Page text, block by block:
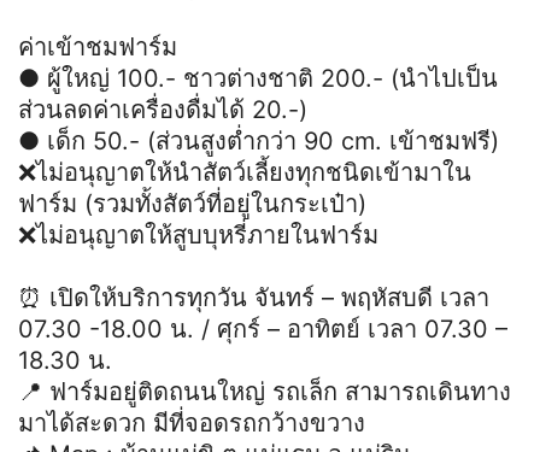
ค่าเข้าชมฟาร์ม
● ผู้ใหญ่ 100.- ชาวต่างชาติ 200.- (นำไปเป็น
ส่วนลดค่าเครื่องดื่มได้ 20.-)
● เด็ก 50.- (ส่วนสูงต่ำกว่า 90 cm. เข้าชมฟรี)
❌️ไม่อนุญาตให้นำสัตว์เลี้ยงทุกชนิดเข้ามาใน
ฟาร์ม (รวมทั้งสัตว์ที่อยู่ในกระเป๋า)
❌️ไม่อนุญาตให้สูบบุหรี่ภายในฟาร์ม
⏰ เปิดให้บริการทุกวัน จันทร์ – พฤหัสบดี เวลา
07.30 -18.00 น. / ศุกร์ – อาทิตย์ เวลา 07.30 –
18.30 น.
📍 ฟาร์มอยู่ติดถนนใหญ่ รถเล็ก สามารถเดินทาง
มาได้สะดวก มีที่จอดรถกว้างขวาง